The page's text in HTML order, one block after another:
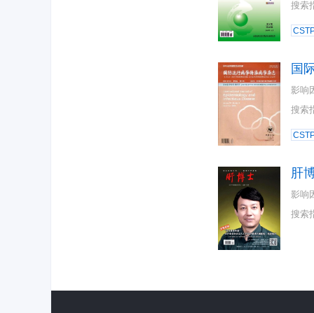
搜索
国
影响
搜索
肝
影响
搜索